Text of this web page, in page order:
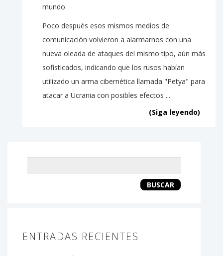
mundo
Poco después esos mismos medios de
comunicación volvieron a alarmarnos con una
nueva oleada de ataques del mismo tipo, aún más
sofisticados, indicando que los rusos habían
utilizado un arma cibernética llamada "Petya" para
atacar a Ucrania con posibles efectos ...
(Siga leyendo)
searchBUSCAR
ENTRADAS RECIENTES